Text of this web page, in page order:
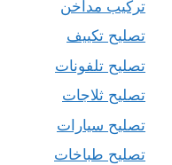
تركيب مداخن
تصليح تكييف
تصليح تلفونات
تصليح ثلاجات
تصليح سيارات
تصليح طباخات